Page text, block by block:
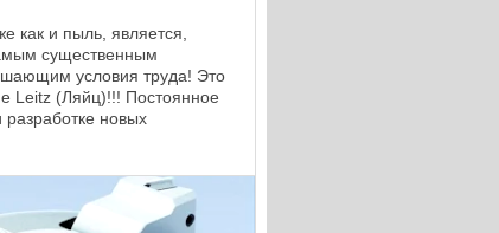
как и пыль, является,
существенным
условия труда! Это
Leitz (Ляйц)!!! Постоянное
новых
(Ляйц) заключается в том,